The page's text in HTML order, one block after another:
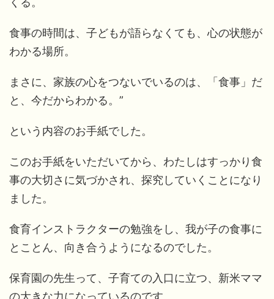
食事の時間は、子どもが語らなくても、心の状態が
わかる場所。
まさに、家族の心をつないでいるのは、「食事」だ
と、今だからわかる。”
という内容のお手紙でした。
このお手紙をいただいてから、わたしはすっかり食
事の大切さに気づかされ、探究していくことになり
ました。
食育インストラクターの勉強をし、我が子の食事に
とことん、向き合うようになるのでした。
保育園の先生って、子育ての入口に立つ、新米ママ
の大きな力になっているのです。